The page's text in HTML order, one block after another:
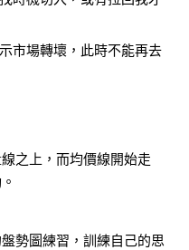
市場轉壞，此時不能再去
之上，而均價線開始走
勢圖練習，訓練自己的思